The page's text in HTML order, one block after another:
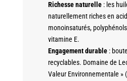
Richesse naturelle : les
naturellement riches en
monoinsaturés,
vitamine E.
Engagement durable :
recyclables. Domaine de
Valeur Environnementale »